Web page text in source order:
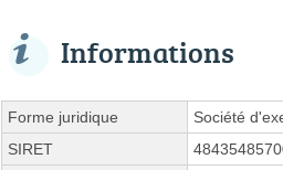
Informations
Forme juridique
Société
SIRET